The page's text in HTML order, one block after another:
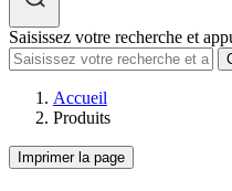
Saisissez votre recherche et
Accueil
Produits
Imprimer la page